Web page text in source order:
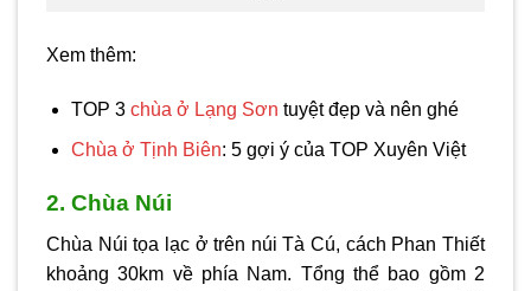
Xem thêm:
TOP 3 chùa ở Lạng Sơn tuyệt đẹp và nên ghé
Chùa ở Tịnh Biên: 5 gợi ý của TOP Xuyên Việt
2. Chùa Núi
Chùa Núi tọa lạc ở trên núi Tà Cú, cách Phan Thiết
khoảng 30km về phía Nam. Tổng thể bao gồm 2